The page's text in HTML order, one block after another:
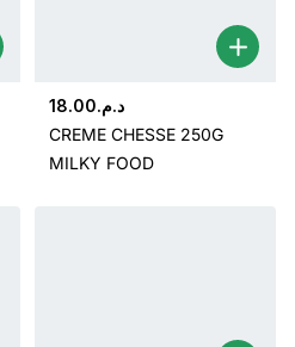
د.م.18.00
CREME CHESSE 250G
MILKY FOOD